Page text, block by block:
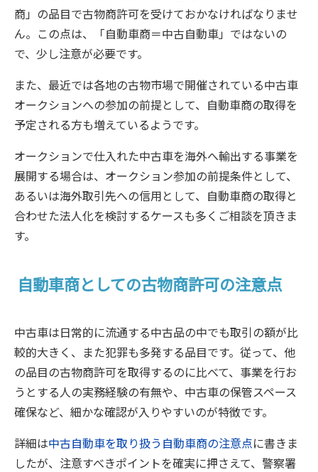
商」の品目で古物商許可を受けておかなければなりませ
ん。この点は、「自動車商＝中古自動車」ではないの
で、少し注意が必要です。
また、最近では各地の古物市場で開催されている中古車
オークションへの参加の前提として、自動車商の取得を
予定される方も増えているようです。
オークションで仕入れた中古車を海外へ輸出する事業を
展開する場合は、オークション参加の前提条件として、
あるいは海外取引先への信用として、自動車商の取得と
合わせた法人化を検討するケースも多くご相談を頂きま
す。
自動車商としての古物商許可の注意点
中古車は日常的に流通する中古品の中でも取引の額が比
較的大きく、また犯罪も多発する品目です。従って、他
の品目の古物商許可を取得するのに比べて、事業を行お
うとする人の実務経験の有無や、中古車の保管スペース
確保など、細かな確認が入りやすいのが特徴です。
詳細は中古自動車を取り扱う自動車商の注意点に書きま
したが、注意すべきポイントを確実に押さえて、警察署